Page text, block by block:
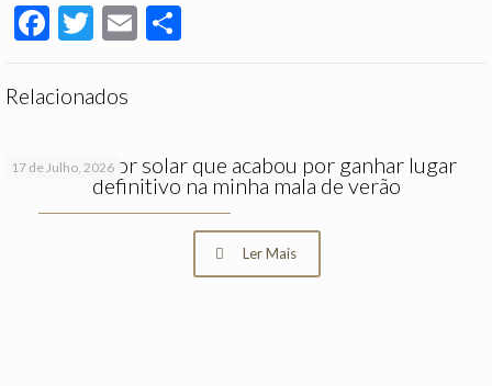
Facebook
Twitter
Email
Relacionados
17 de Julho, 2026
O protetor solar que acabou por ganhar lugar
definitivo na minha mala de verão
Ler Mais